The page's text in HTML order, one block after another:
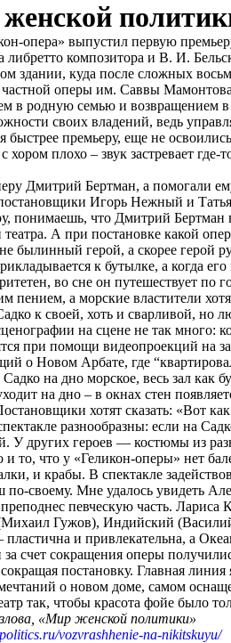
опера» выпустил первую
либретто композитора и В. И.
здании, куда после сложных
оперы им. Саввы
в родную семью и возвращением в
своих владений, ведь
быстрее премьеру, еще не
хором плохо – звук застревает
Дмитрий Бертман, а помогали
Игорь Нежный и
понимаешь, что Дмитрий Бертман
А при постановке какой
былинный герой, а скорее герой
к бутылке, а когда
во сне он путешествует по
пением, а морские властители
к своей, хоть и сварливой, но
на сцене не так много:
при помощи видеопроекций на
о Новом Арбате, где
на дно морское, весь зал как
на дно – в окнах стен
хотят сказать: «Вот
разнообразны: если на
У других героев — костюмы из
и то, что у «Геликон-оперы» нет
и крабы. В спектакле
по-своему. Мне удалось увидеть
преподнес певческую часть.
Гужов), Индийский
пластична и привлекательна, а
за счет сокращения оперы
постановку. Главная
о новом доме, самом
так, чтобы красота фойе было
«Мир женской политики»
vozvrashhenie-na-nikitskuyu/